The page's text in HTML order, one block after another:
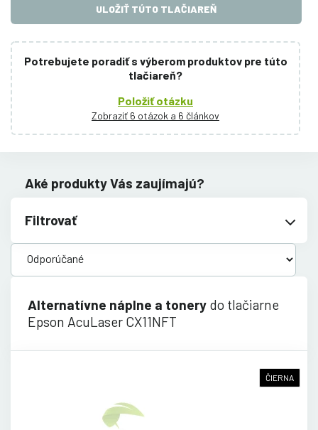
ULOŽIŤ TÚTO TLAČIAREŇ
Potrebujete poradiť s výberom produktov pre túto
tlačiareň?
Položiť otázku
Zobraziť 6 otázok a 6 článkov
Aké produkty Vás zaujímajú?
Filtrovať
Alternatívne náplne a tonery do tlačiarne
Epson AcuLaser CX11NFT
ČIERNA